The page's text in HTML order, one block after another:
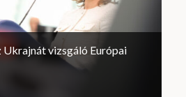
Ukrajnát vizsgáló Európai